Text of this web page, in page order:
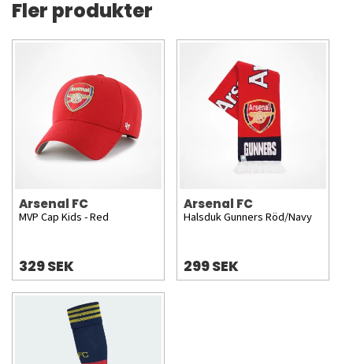
Fler produkter
Arsenal FC
MVP Cap Kids - Red
329 SEK
Arsenal FC
Halsduk Gunners Röd/Navy
299 SEK